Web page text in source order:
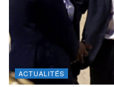
ACTUALITÉS